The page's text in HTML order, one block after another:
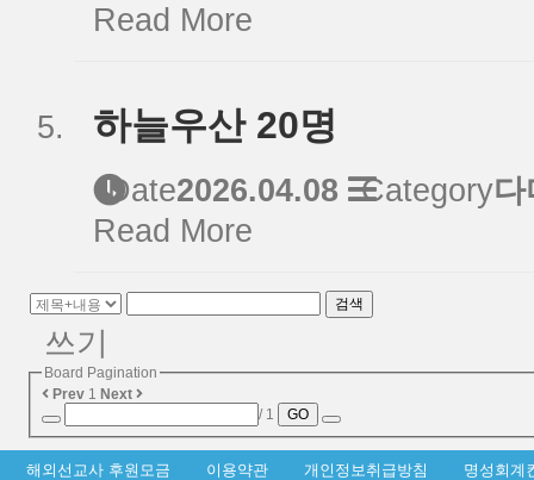
Read More
하늘우산 20명
Date2026.04.08 Category
Read More
검색
쓰기
Board Pagination
Prev 1 Next
/ 1
GO
해외선교사 후원모금 이용약관 개인정보취급방침 명성회계